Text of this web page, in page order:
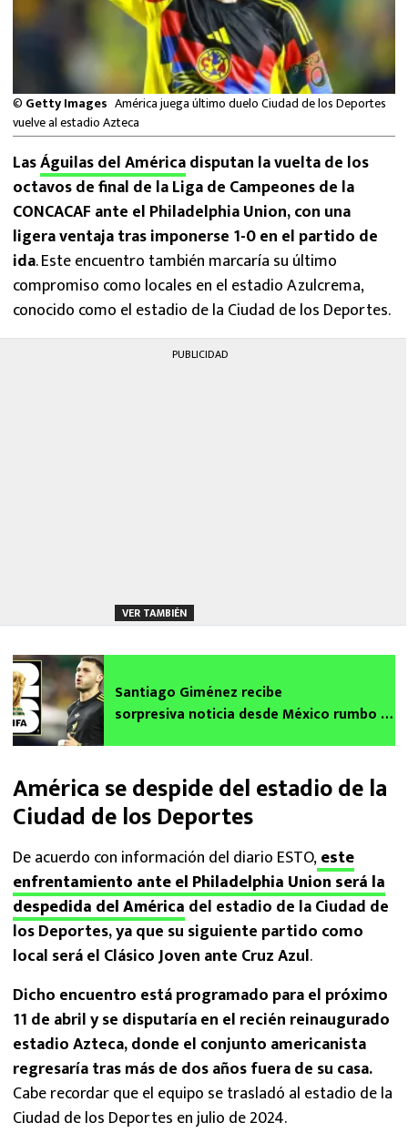
BOXEO
NFL
© Getty Images América juega último duelo Ciudad de los Deportes
vuelve al estadio Azteca
LasÁguilas del Américadisputan la vuelta de los
octavos de final de la Liga de Campeones de la
CONCACAF ante el Philadelphia Union, con una
ligera ventaja tras imponerse 1-0 en el partido de
ida. Este encuentro también marcaría su último
compromiso como locales en el estadio Azulcrema,
conocido como el estadio de la Ciudad de los Deportes.
PUBLICIDAD
VER TAMBIÉN
Santiago Giménez recibe
sorpresiva noticia desde México rumbo al
América se despide del estadio de la
Ciudad de los Deportes
De acuerdo con información del diario ESTO,este
enfrentamiento ante el Philadelphia Union será la
despedida del América del estadio de la Ciudad de
los Deportes, ya que su siguiente partido como
local será el Clásico Joven ante Cruz Azul.
Dicho encuentro está programado para el próximo
11 de abril y se disputaría en el recién reinaugurado
estadio Azteca, donde el conjunto americanista
regresaría tras más de dos años fuera de su casa.
Cabe recordar que el equipo se trasladó al estadio de la
Ciudad de los Deportes en julio de 2024.